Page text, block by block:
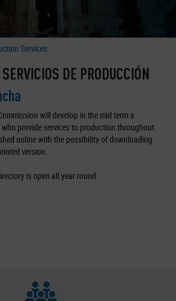
Services
DE PRODUCCIÓN
will develop in the mid term a
provide services to production throughout
online with the possibility of downloading
version.
is open all year round.